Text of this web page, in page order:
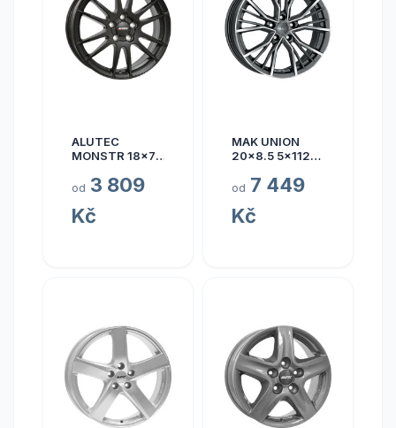
ALUTEC
MONSTR 18x7.5
od 3 809
Kč
MAK UNION
20x8.5 5x112
od 7 449
Kč